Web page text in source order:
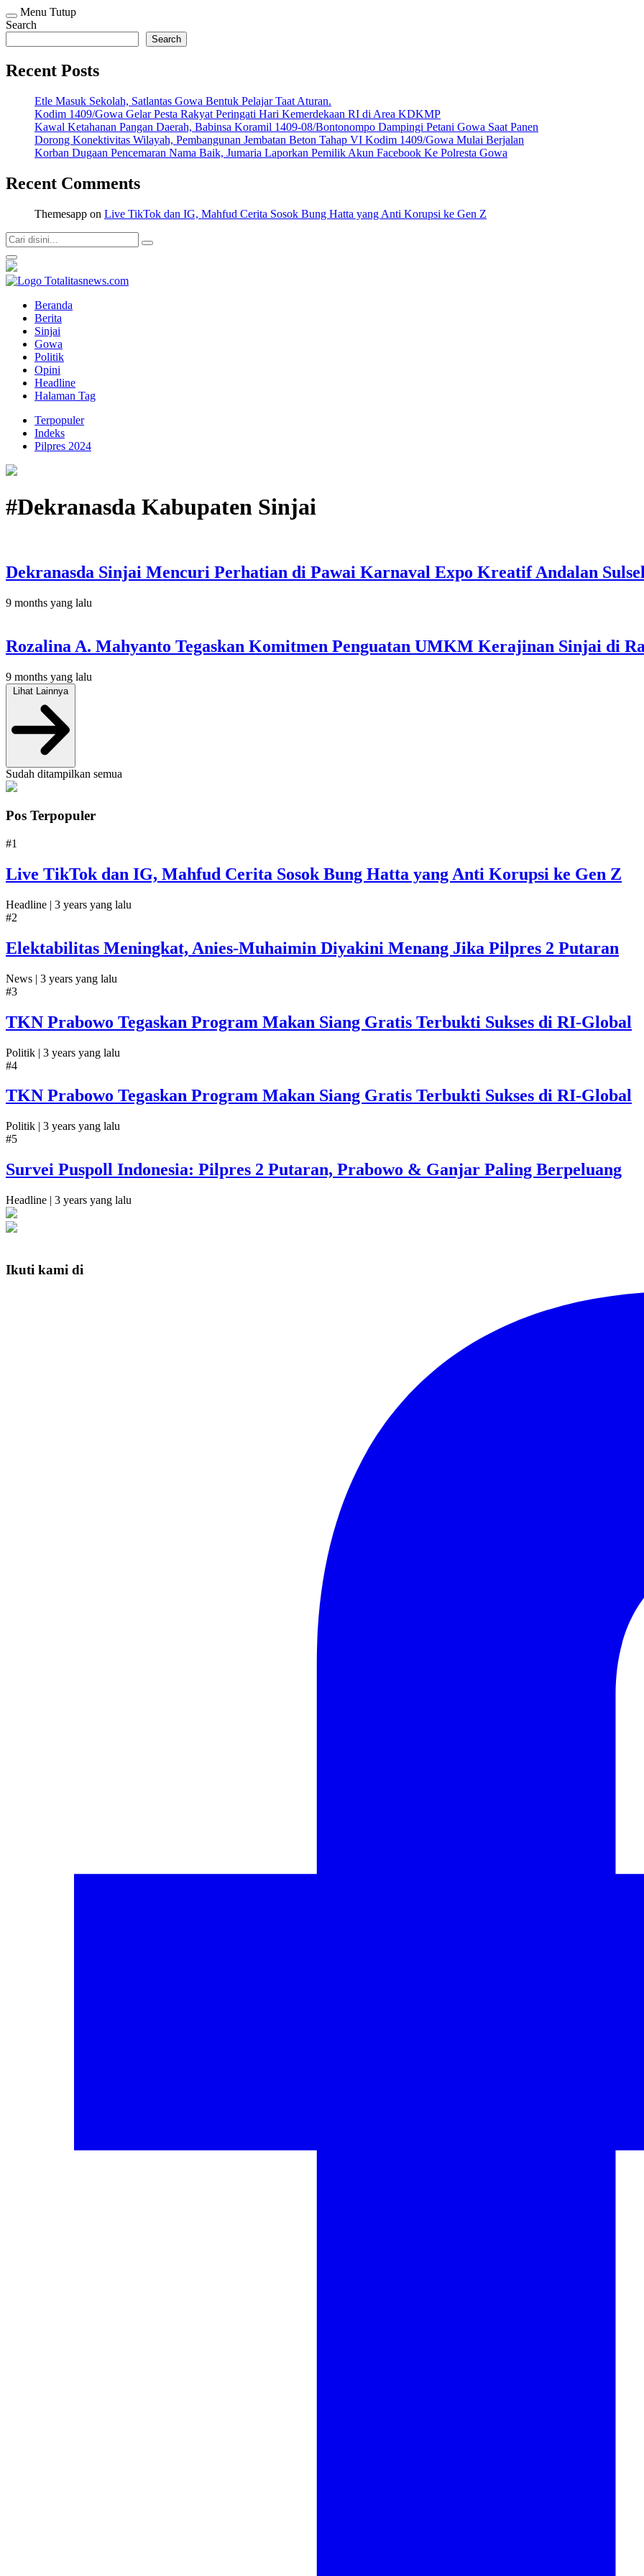
Menu Tutup
Search
Search
Recent Posts
Etle Masuk Sekolah, Satlantas Gowa Bentuk Pelajar Taat Aturan.
Kodim 1409/Gowa Gelar Pesta Rakyat Peringati Hari Kemerdekaan RI di Area KDKMP
Kawal Ketahanan Pangan Daerah, Babinsa Koramil 1409-08/Bontonompo Dampingi Petani Gowa Saat Panen
Dorong Konektivitas Wilayah, Pembangunan Jembatan Beton Tahap VI Kodim 1409/Gowa Mulai Berjalan
Korban Dugaan Pencemaran Nama Baik, Jumaria Laporkan Pemilik Akun Facebook Ke Polresta Gowa
Recent Comments
Themesapp on Live TikTok dan IG, Mahfud Cerita Sosok Bung Hatta yang Anti Korupsi ke Gen Z
Totalitasnews.com
Berpikir Jernih, Bertindak Totalitas
Beranda
Berita
Sinjai
Gowa
Politik
Opini
Headline
Halaman Tag
Terpopuler
Indeks
Pilpres 2024
#Dekranasda Kabupaten Sinjai
Dekranasda Sinjai Mencuri Perhatian di Pawai Karnaval Expo Kreatif Andalan
9 months yang lalu
Rozalina A. Mahyanto Tegaskan Komitmen Penguatan UMKM Kerajinan Sinjai di
9 months yang lalu
Lihat Lainnya
Sudah ditampilkan semua
Pos Terpopuler
#1
Live TikTok dan IG, Mahfud Cerita Sosok Bung Hatta yang Anti Korupsi ke Gen Z
Headline | 3 years yang lalu
#2
Elektabilitas Meningkat, Anies-Muhaimin Diyakini Menang Jika Pilpres 2 Putaran
News | 3 years yang lalu
#3
TKN Prabowo Tegaskan Program Makan Siang Gratis Terbukti Sukses di RI-Global
Politik | 3 years yang lalu
#4
TKN Prabowo Tegaskan Program Makan Siang Gratis Terbukti Sukses di RI-Global
Politik | 3 years yang lalu
#5
Survei Puspoll Indonesia: Pilpres 2 Putaran, Prabowo & Ganjar Paling Berpeluang
Headline | 3 years yang lalu
Ikuti kami di